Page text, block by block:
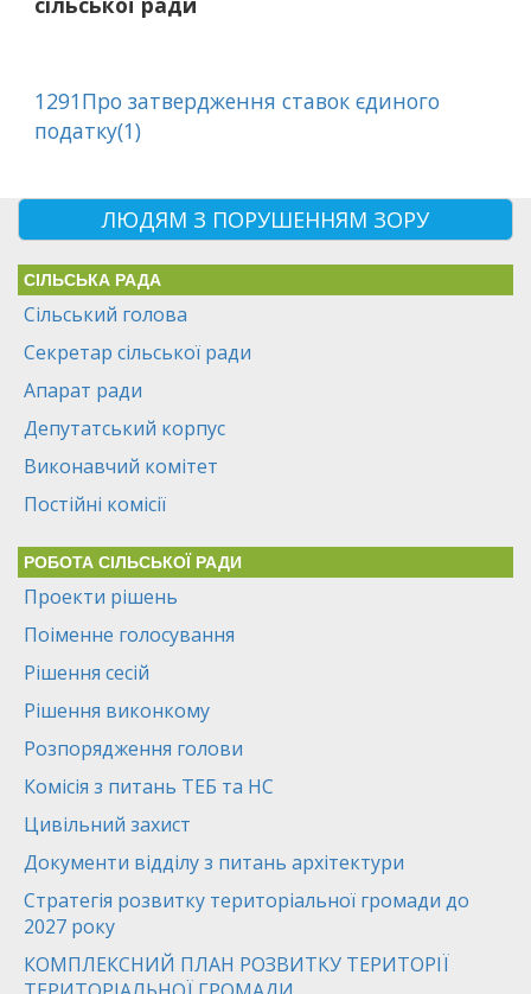
1291Про затвердження ставок єдиного
податку(1)
ЛЮДЯМ З ПОРУШЕННЯМ ЗОРУ
СІЛЬСЬКА РАДА
Сільський голова
Секретар сільської ради
Апарат ради
Депутатський корпус
Виконавчий комітет
Постійні комісії
РОБОТА СІЛЬСЬКОЇ РАДИ
Проекти рішень
Поіменне голосування
Рішення сесій
Рішення виконкому
Розпорядження голови
Комісія з питань ТЕБ та НС
Цивільний захист
Документи відділу з питань архітектури
Стратегія розвитку територіальної громади до
2027 року
КОМПЛЕКСНИЙ ПЛАН РОЗВИТКУ ТЕРИТОРІЇ